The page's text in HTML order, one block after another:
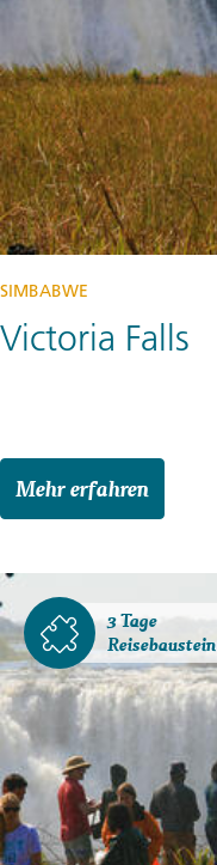
SIMBABWE
Victoria Falls
Mehr erfahren
3 Tage
Reisebaustein